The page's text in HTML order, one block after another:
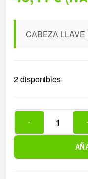
CABEZA LLAVE
2 disponibles
LLAVE
DINAMOMETRIC
-